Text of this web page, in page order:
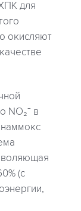
для
окисляют
NO₂⁻ в
(с